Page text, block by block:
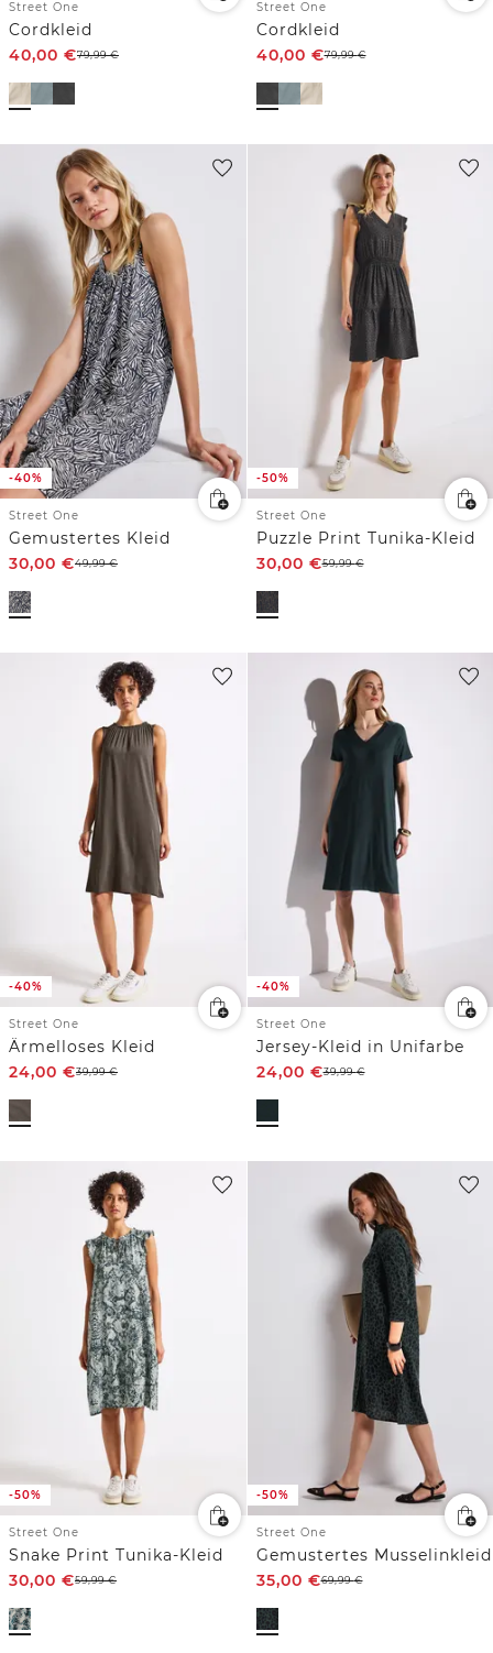
Street One
Cordkleid
40,00 €79,99€
Street One
Cordkleid
40,00 €79,99€
-40%
Street One
Gemustertes Kleid
30,00 €49,99€
-50%
Street One
Puzzle Print Tunika-Kleid
30,00 €59,99€
-40%
Street One
Ärmelloses Kleid
24,00 €39,99€
-40%
Street One
Jersey-Kleid in Unifarbe
24,00 €39,99€
-50%
Street One
Snake Print Tunika-Kleid
30,00 €59,99€
-50%
Street One
Gemustertes Musselinkleid
35,00 €69,99€